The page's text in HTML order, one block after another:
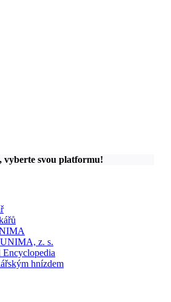
vyberte svou platformu!
UNIMA, z. s.
hnízdem